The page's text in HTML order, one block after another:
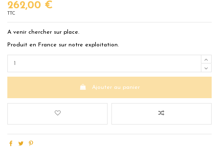
262,00 €
TTC
A venir chercher sur place.
Produit en France sur notre exploitation.
Ajouter au panier